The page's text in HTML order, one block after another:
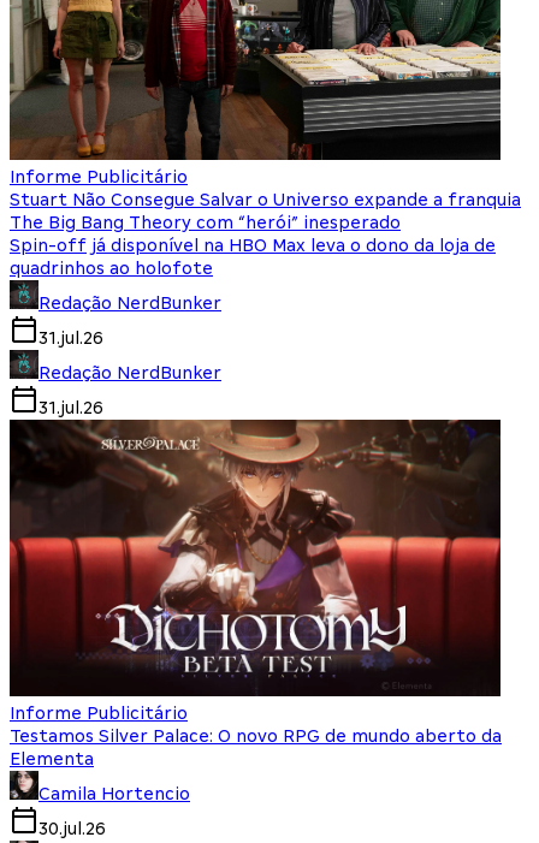
Informe Publicitário
Stuart Não Consegue Salvar o Universo expande a franquia
The Big Bang Theory com “herói” inesperado
Spin-off já disponível na HBO Max leva o dono da loja de
quadrinhos ao holofote
Redação NerdBunker
31.jul.26
Redação NerdBunker
31.jul.26
Informe Publicitário
Testamos Silver Palace: O novo RPG de mundo aberto da
Elementa
Camila Hortencio
30.jul.26